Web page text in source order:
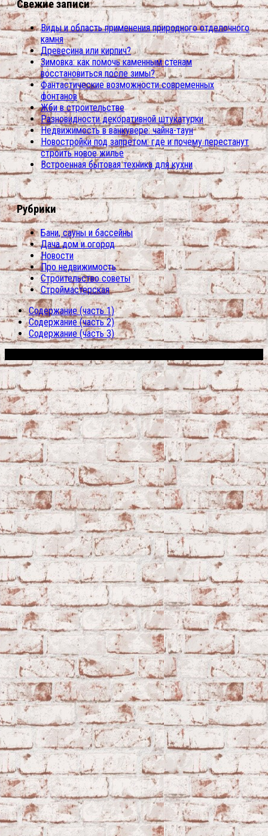
Свежие записи
Виды и область применения природного отделочного
камня
Древесина или кирпич?
Зимовка: как помочь каменным стенам
восстановиться после зимы?
Фантастические возможности современных
фонтанов
Жби в строительстве
Разновидности декоративной штукатурки
Недвижимость в ванкувере: чайна-таун
Новостройки под запретом: где и почему перестанут
строить новое жилье
Встроенная бытовая техника для кухни
Рубрики
Бани, сауны и бассейны
Дача дом и огород
Новости
Про недвижимость
Строительство советы
Строймастерская
Содержание (часть 1)
Содержание (часть 2)
Содержание (часть 3)